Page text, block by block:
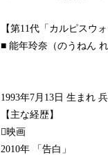
【第11代「カルピスウ
■ 能年玲奈（のうねん
1993年7月13日 生まれ
【主な経歴】
映画
2010年 「告白」